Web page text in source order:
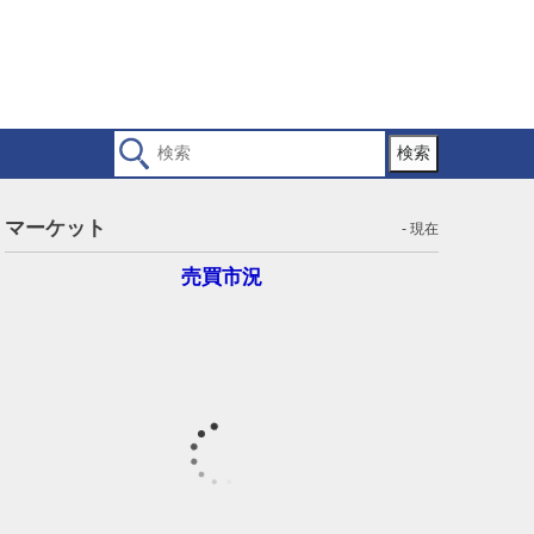
検索
マーケット - 現在
売買市況